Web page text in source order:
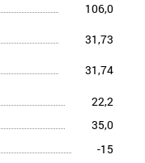
106,0
31,73
31,74
22,2
35,0
-15